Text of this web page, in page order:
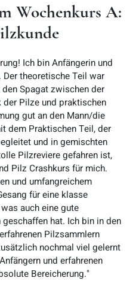
Wochenkurs A:
Ich bin Anfängerin und
theoretische Teil war
Spagat zwischen der
Pilze und praktischen
gut an den Mann/die
dem Praktischen Teil, der
und in gemischten
Pilzreviere gefahren ist,
Pilz Crashkurs für mich.
und umfangreichem
für eine klasse
auch eine gute
hat. Ich bin in den
Pilzsammlern
nochmal viel gelernt
und erfahrenen
Bereicherung."